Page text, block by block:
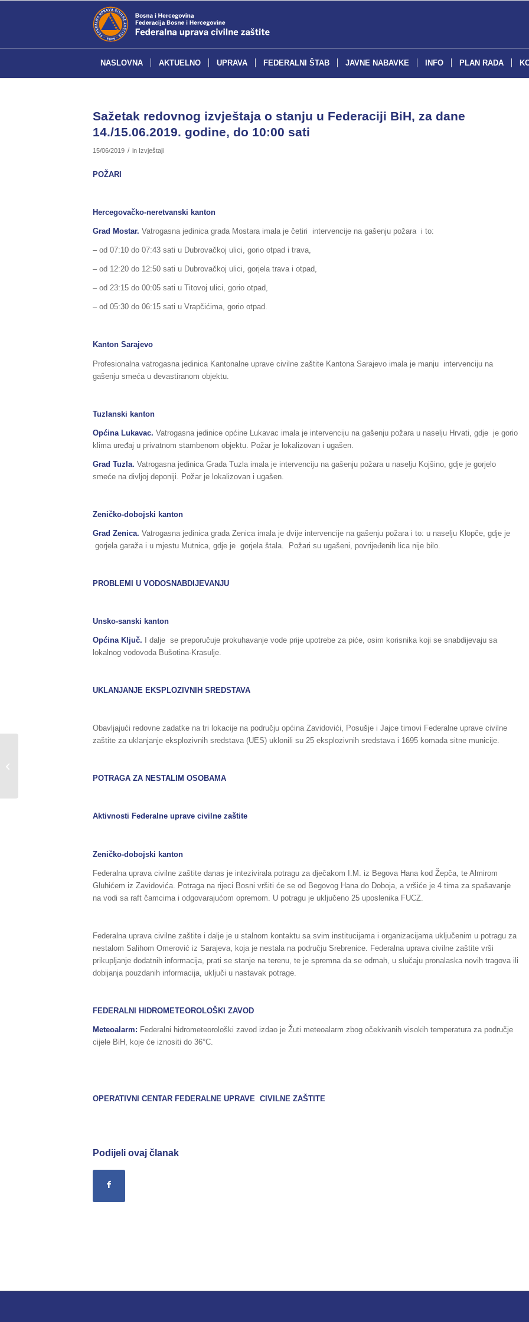
NASLOVNA AKTUELNO UPRAVA FEDERALNI ŠTAB JAVNE NABAVKE INFO PLAN RADA
Sažetak redovnog izvještaja o stanju u Federaciji BiH, za dane
14./15.06.2019. godine, do 10:00 sati
15/06/2019 / in Izvještaji
POŽARI
Hercegovačko-neretvanski kanton
Grad Mostar. Vatrogasna jedinica grada Mostara imala je četiri intervencije na gašenju požara i to:
– od 07:10 do 07:43 sati u Dubrovačkoj ulici, gorio otpad i trava,
– od 12:20 do 12:50 sati u Dubrovačkoj ulici, gorjela trava i otpad,
– od 23:15 do 00:05 sati u Titovoj ulici, gorio otpad,
– od 05:30 do 06:15 sati u Vrapčićima, gorio otpad.
Kanton Sarajevo
Profesionalna vatrogasna jedinica Kantonalne uprave civilne zaštite Kantona Sarajevo imala je manju intervenciju na
gašenju smeća u devastiranom objektu.
Tuzlanski kanton
Općina Lukavac. Vatrogasna jedinice općine Lukavac imala je intervenciju na gašenju požara u naselju Hrvati, gdje je gorio
klima uređaj u privatnom stambenom objektu. Požar je lokalizovan i ugašen.
Grad Tuzla. Vatrogasna jedinica Grada Tuzla imala je intervenciju na gašenju požara u naselju Kojšino, gdje je gorjelo
smeće na divljoj deponiji. Požar je lokalizovan i ugašen.
Zeničko-dobojski kanton
Grad Zenica. Vatrogasna jedinica grada Zenica imala je dvije intervencije na gašenju požara i to: u naselju Klopče, gdje je
gorjela garaža i u mjestu Mutnica, gdje je gorjela štala. Požari su ugašeni, povrijeđenih lica nije bilo.
PROBLEMI U VODOSNABDIJEVANJU
Unsko-sanski kanton
Općina Ključ. I dalje se preporučuje prokuhavanje vode prije upotrebe za piće, osim korisnika koji se snabdijevaju sa
lokalnog vodovoda Bušotina-Krasulje.
UKLANJANJE EKSPLOZIVNIH SREDSTAVA
Obavljajući redovne zadatke na tri lokacije na području općina Zavidovići, Posušje i Jajce timovi Federalne uprave civilne
zaštite za uklanjanje eksplozivnih sredstava (UES) uklonili su 25 eksplozivnih sredstava i 1695 komada sitne municije.
POTRAGA ZA NESTALIM OSOBAMA
Aktivnosti Federalne uprave civilne zaštite
Zeničko-dobojski kanton
Federalna uprava civilne zaštite danas je intezivirala potragu za dječakom I.M. iz Begova Hana kod Žepča, te Almirom
Gluhićem iz Zavidovića. Potraga na rijeci Bosni vršiti će se od Begovog Hana do Doboja, a vršiće je 4 tima za spašavanje
na vodi sa raft čamcima i odgovarajućom opremom. U potragu je uključeno 25 uposlenika FUCZ.
Federalna uprava civilne zaštite i dalje je u stalnom kontaktu sa svim institucijama i organizacijama uključenim u potragu za
nestalom Salihom Omerović iz Sarajeva, koja je nestala na području Srebrenice. Federalna uprava civilne zaštite vrši
prikupljanje dodatnih informacija, prati se stanje na terenu, te je spremna da se odmah, u slučaju pronalaska novih tragova ili
dobijanja pouzdanih informacija, uključi u nastavak potrage.
FEDERALNI HIDROMETEOROLOŠKI ZAVOD
Meteoalarm: Federalni hidrometeorološki zavod izdao je Žuti meteoalarm zbog očekivanih visokih temperatura za područje
cijele BiH, koje će iznositi do 36°C.
OPERATIVNI CENTAR FEDERALNE UPRAVE CIVILNE ZAŠTITE
Podijeli ovaj članak